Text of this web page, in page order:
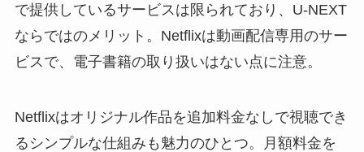
で提供しているサービスは限られており、U-NEXT
ならではのメリット。Netflixは動画配信専用のサー
ビスで、電子書籍の取り扱いはない点に注意。
Netflixはオリジナル作品を追加料金なしで視聴でき
るシンプルな仕組みも魅力のひとつ。月額料金を